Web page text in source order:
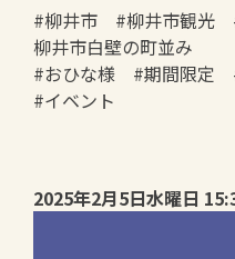
#柳井市 #柳井市観光
柳井市白壁の町並み
#おひな様 #期間限定
#イベント
2025年2月5日水曜日